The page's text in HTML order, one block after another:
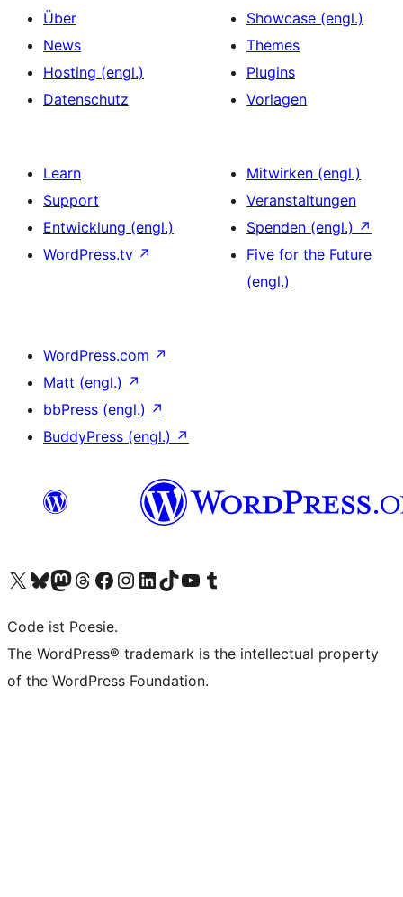
Über
News
Hosting (engl.)
Datenschutz
Showcase (engl.)
Themes
Plugins
Vorlagen
Learn
Support
Entwicklung (engl.)
WordPress.tv ↗
Mitwirken (engl.)
Veranstaltungen
Spenden (engl.) ↗
Five for the Future
(engl.)
WordPress.com ↗
Matt (engl.) ↗
bbPress (engl.) ↗
BuddyPress (engl.) ↗
Das X-Konto (früher Twitter) von WordPress.org besuchen
Das Bluesky-Konto von WordPress.org besuchen
Das Mastodon-Konto von WordPress.org besuchen
Das Threads-Konto von WordPress.org besuchen
Die Facebook-Seite von WordPress.org besuchen
Das Instagram-Konto von WordPress.org besuchen
Das LinkedIn-Konto von WordPress.org besuchen
Das TikTok-Konto von WordPress.org besuchen
Den YouTube-Kanal von WordPress.org besuchen
Das Tumblr-Konto von WordPress.org besuchen
Code ist Poesie.
The WordPress® trademark is the intellectual property
of the WordPress Foundation.